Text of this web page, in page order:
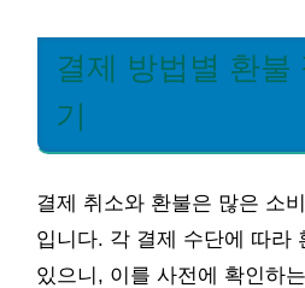
결제 방법별 환불
기
결제 취소와 환불은 많은 소
입니다. 각 결제 수단에 따라
있으니, 이를 사전에 확인하